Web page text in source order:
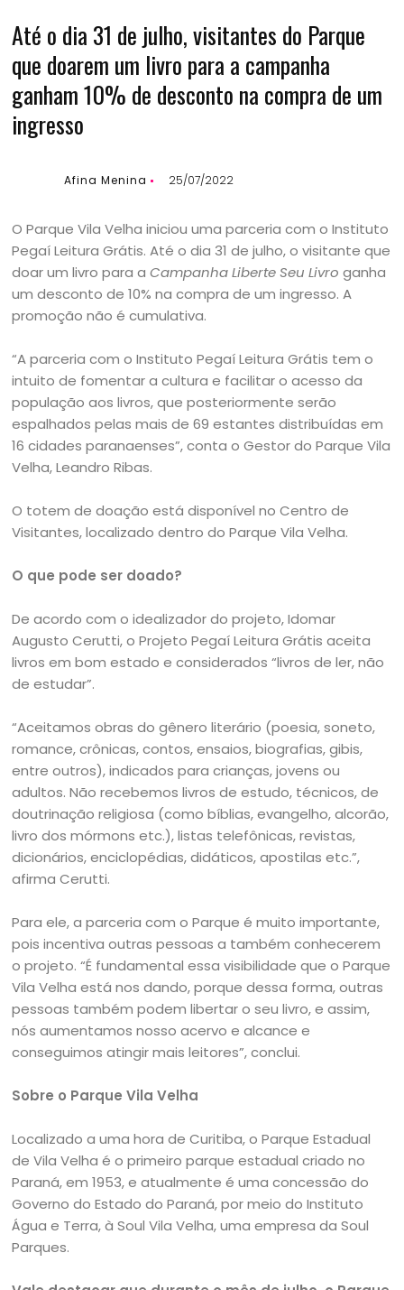
Até o dia 31 de julho, visitantes do Parque
que doarem um livro para a campanha
ganham 10% de desconto na compra de um
ingresso
Afina Menina 25/07/2022
O Parque Vila Velha iniciou uma parceria com o Instituto
Pegaí Leitura Grátis. Até o dia 31 de julho, o visitante que
doar um livro para aCampanha Liberte Seu Livro ganha
um desconto de 10% na compra de um ingresso. A
promoção não é cumulativa.
“A parceria com o Instituto Pegaí Leitura Grátis tem o
intuito de fomentar a cultura e facilitar o acesso da
população aos livros, que posteriormente serão
espalhados pelas mais de 69 estantes distribuídas em
16 cidades paranaenses”, conta o Gestor do Parque Vila
Velha, Leandro Ribas.
O totem de doação está disponível no Centro de
Visitantes, localizado dentro do Parque Vila Velha.
O que pode ser doado?
De acordo com o idealizador do projeto, Idomar
Augusto Cerutti, o Projeto Pegaí Leitura Grátis aceita
livros em bom estado e considerados “livros de ler, não
de estudar”.
“Aceitamos obras do gênero literário (poesia, soneto,
romance, crônicas, contos, ensaios, biografias, gibis,
entre outros), indicados para crianças, jovens ou
adultos. Não recebemos livros de estudo, técnicos, de
doutrinação religiosa (como bíblias, evangelho, alcorão,
livro dos mórmons etc.), listas telefônicas, revistas,
dicionários, enciclopédias, didáticos, apostilas etc.”,
afirma Cerutti.
Para ele, a parceria com o Parque é muito importante,
pois incentiva outras pessoas a também conhecerem
o projeto. “É fundamental essa visibilidade que o Parque
Vila Velha está nos dando, porque dessa forma, outras
pessoas também podem libertar o seu livro, e assim,
nós aumentamos nosso acervo e alcance e
conseguimos atingir mais leitores”, conclui.
Sobre o Parque Vila Velha
Localizado a uma hora de Curitiba, o Parque Estadual
de Vila Velha é o primeiro parque estadual criado no
Paraná, em 1953, e atualmente é uma concessão do
Governo do Estado do Paraná, por meio do Instituto
Água e Terra, à Soul Vila Velha, uma empresa da Soul
Parques.